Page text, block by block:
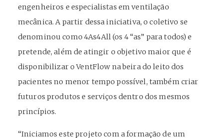
engenheiros e especialistas em ventilação
mecânica. A partir dessa iniciativa, o coletivo se
denominou como 4As4All (os 4 “as” para todos) e
pretende, além de atingir o objetivo maior que é
disponibilizar o VentFlow na beira do leito dos
pacientes no menor tempo possível, também criar
futuros produtos e serviços dentro dos mesmos
princípios.
“Iniciamos este projeto com a formação de um